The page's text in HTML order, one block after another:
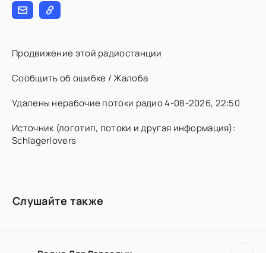
Продвижение этой радиостанции
Сообщить об ошибке / Жалоба
Удалены нерабочие потоки радио 4-08-2026, 22:50
Источник (логотип, потоки и другая информация):
Schlagerlovers
Слушайте также